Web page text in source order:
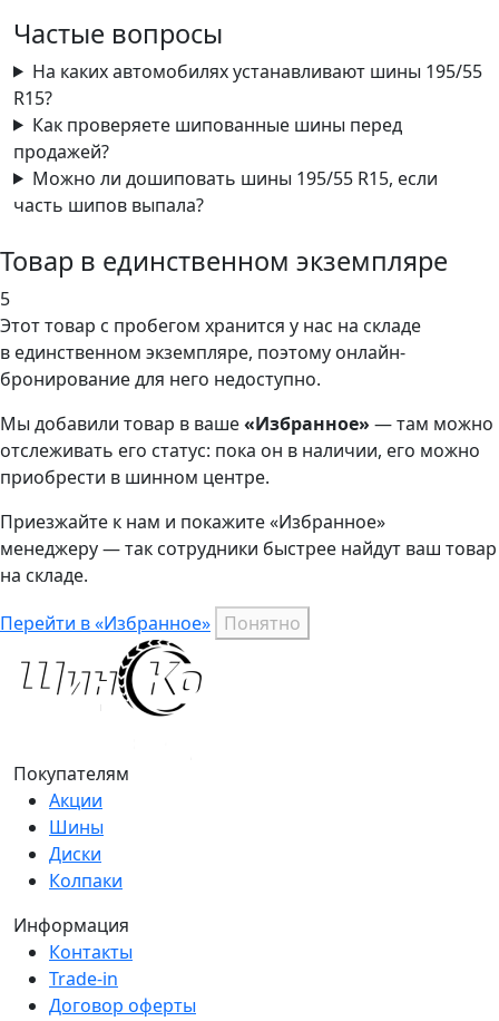
Частые вопросы
На каких автомобилях устанавливают шины 195/55
R15?
Как проверяете шипованные шины перед
продажей?
Можно ли дошиповать шины 195/55 R15, если
часть шипов выпала?
Товар в единственном экземпляре
5
Этот товар с пробегом хранится у нас на складе
в единственном экземпляре, поэтому онлайн-
бронирование для него недоступно.
Мы добавили товар в ваше«Избранное» — там можно
отслеживать его статус: пока он в наличии, его можно
приобрести в шинном центре.
Приезжайте к нам и покажите «Избранное»
менеджеру — так сотрудники быстрее найдут ваш товар
на складе.
Перейти в «Избранное» Понятно
Покупателям
Акции
Шины
Диски
Колпаки
Информация
Контакты
Trade-in
Договор оферты